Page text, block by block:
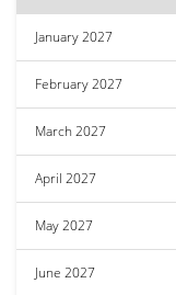
January 2027
February 2027
March 2027
April 2027
May 2027
June 2027